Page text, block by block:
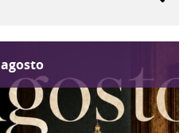
agosto